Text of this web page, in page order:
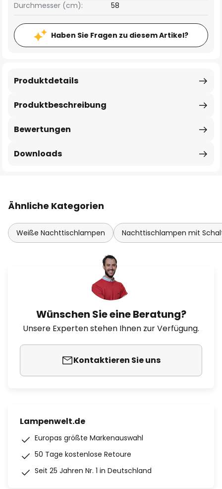
Durchmesser (cm):
58
Haben Sie Fragen zu diesem Artikel?
Produktbeschreibung
Produktdetails
Bewertungen
Downloads
Ähnliche Kategorien
Weiße Nachttischlampen Nachttischlampen mit
Wünschen Sie eine Beratung?
Unsere Experten stehen Ihnen zur Verfügung.
Kontaktieren Sie uns
Lampenwelt.de
Europas größte Markenauswahl
50 Tage kostenlose Retoure
Seit 25 Jahren Nr. 1 in Deutschland